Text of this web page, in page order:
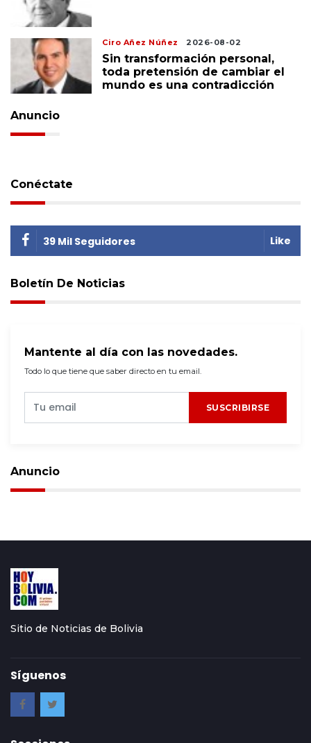
Ciro Añez Núñez 2026-08-02
Sin transformación personal,
toda pretensión de cambiar el
mundo es una contradicción
Anuncio
Conéctate
39 Mil Seguidores Like
Boletín De Noticias
Mantente al día con las novedades.
Todo lo que tiene que saber directo en tu email.
SUSCRIBIRSE
Anuncio
Sitio de Noticias de Bolivia
Síguenos